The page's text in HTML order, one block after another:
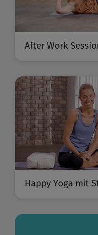
After Work
Happy Yoga mit